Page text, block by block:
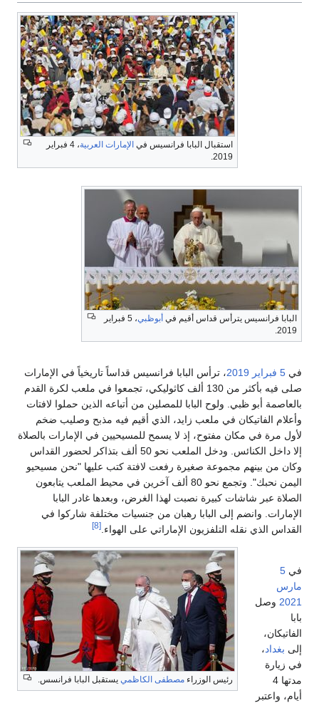
استقبال البابا فرانسيس في الإمارات العربية
، 4 فبراير
2019.
البابا فرانسيس يترأس قداس أقيم في أبوظبي
، 5 فبراير
2019.
في 5 فبراير 2019، ترأس البابا فرانسيس قداساً تاريخياً في الإمارات
صلى فيه بأكثر من 130 ألف كاثوليكي، تجمعوا في ملعب لكرة القدم
بالعاصمة أبو ظبي. ولوح البابا للمصلين من أتباعه الذين حملوا لافتات
وأعلام الفاتيكان في ملعب زايد، الذي أقيم فيه مذبح وصليب ضخم
لأول مرة في مكان مفتوح، إذ لا يسمح للمسيحيين في الإمارات بالصلاة
إلا داخل الكنائس. ودخل الملعب نحو 50 ألف بتذاكر لحضور القداس
وكان من بينهم مجموعة صغيرة رفعت لافتة كتب عليها "نحن مسيحيو
اليمن نحبك". وتجمع نحو 80 ألف آخرين في محيط الملعب يتابعون
الصلاة عبر شاشات كبيرة نصبت لهذا الغرض، وبعدها غادر البابا
الإمارات. وانضم إلى البابا رهبان من جنسيات مختلفة شاركوا في
القداس الذي نقله التلفزيون الإماراتي على الهواء. [8]
رئيس الوزراء مصطفى الكاظمي يستقبل البابا فرانسس.
في 5
مارس
2021 وصل
بابا
الفاتيكان،
إلى بغداد،
في زيارة
مدتها 4
أيام، واعتبر